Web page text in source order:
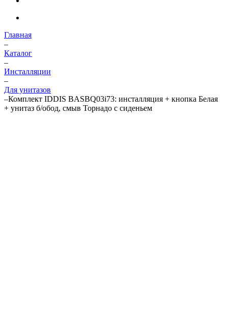
Главная
–
Каталог
–
Инсталляции
–
Для унитазов
–Комплект IDDIS BASBQ03i73: инсталляция + кнопка Белая
+ унитаз б/обод, смыв Торнадо с сиденьем